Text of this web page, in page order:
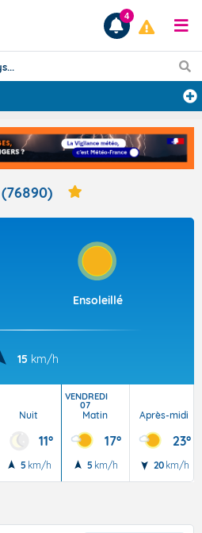
Prévisions
RÉSULTATS
Articles
4
(76890)
Ensoleillé
15 km/h
Nuit
11°
5 km/h
VENDREDI
07
Matin
17°
5 km/h
Après-midi
23°
20 km/h